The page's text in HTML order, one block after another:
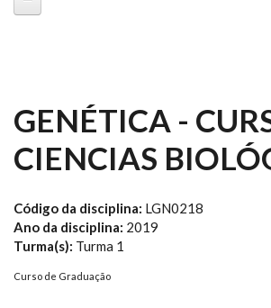
GENÉTICA -
CIENCIAS
Código da disciplina: LGN0218
Ano da disciplina: 2019
Turma(s): Turma 1
Curso de Graduação